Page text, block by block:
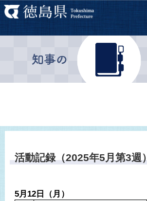
活動記録（2025年5月第3週）
5月12日（月）